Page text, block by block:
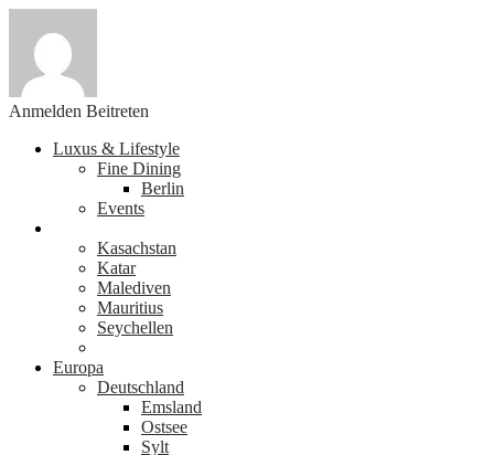
Anmelden Beitreten
Luxus & Lifestyle
Fine Dining
Berlin
Events
Kasachstan
Katar
Malediven
Mauritius
Seychellen
Europa
Deutschland
Emsland
Ostsee
Sylt